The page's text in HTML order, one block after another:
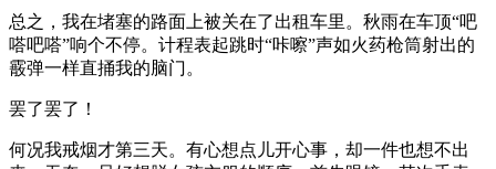
总之，我在堵塞的路面上被关在了出租车里。秋雨在车顶“吧
嗒吧嗒”响个不停。计程表起跳时“咔嚓”声如火药枪筒射出的
霰弹一样直捅我的脑门。
罢了罢了！
何况我戒烟才第三天。有心想点儿开心事，却一件也想不出